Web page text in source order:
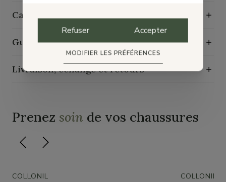
Caractéristiques de durabilité
Guide d'entretien
Livraison, échange et retours
Prenez soin de vos chaussures
COLLONIL COLLONIL
Refuser Accepter
MODIFIER LES PRÉFÉRENCES